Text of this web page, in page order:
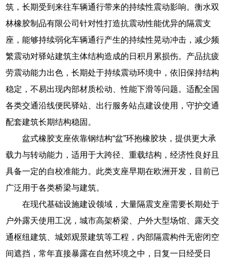
筑，长期受到来往车辆通行带来的持续性震动影响。衡水双
林橡胶制品有限公司针对性打造抗震动性能优异的隔震支
座，能够持续弱化车辆通行产生的持续性晃动冲击，减少频
繁震动对驿站建筑主体结构造成的日积月累损伤。产品抗疲
劳震动能力出色，长期处于持续震动环境中，依旧保持结构
稳定，不易出现内部材质松动、性能下滑等问题。适配全国
各类交通沿线便民驿站、出行服务站点建设使用，守护交通
配套建筑长期结构稳固。
盆式橡胶支座依靠钢结构“盆”环抱橡胶块，提供更大承
载力与转动能力，适用于大跨径、重载结构，经济性良好且
具备一定的自校准能力。此类支座早期在欧洲开发，目前已
广泛用于各类桥梁与建筑。
在现代基础设施建设领域，大量隔震支座需要长期处于
户外露天使用工况，城市高架桥梁、户外大型场馆、露天交
通枢纽建筑、城郊观景建筑等工程，内部隔震构件无密闭空
间遮挡，常年直接暴露在自然环境之中，日复一日经受日